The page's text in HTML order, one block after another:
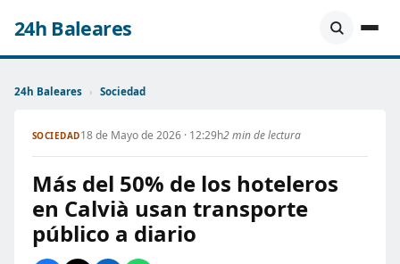
24h Baleares
24h Baleares › Sociedad
SOCIEDAD18 de Mayo de 2026 · 12:29h2 min de lectura
Más del 50% de los hoteleros
en Calvià usan transporte
público a diario